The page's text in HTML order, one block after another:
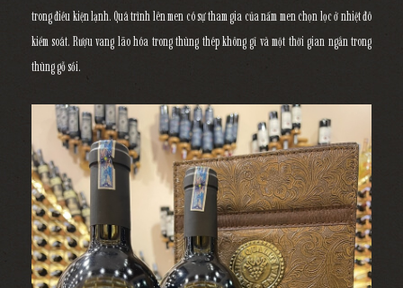
trong điều kiện lạnh. Quá trình lên men có sự tham gia của nấm men chọn lọc ở nhiệt đô
kiểm soát. Rượu vang lão hóa trong thùng thép không gỉ và một thời gian ngắn trong
thùng gỗ sồi.